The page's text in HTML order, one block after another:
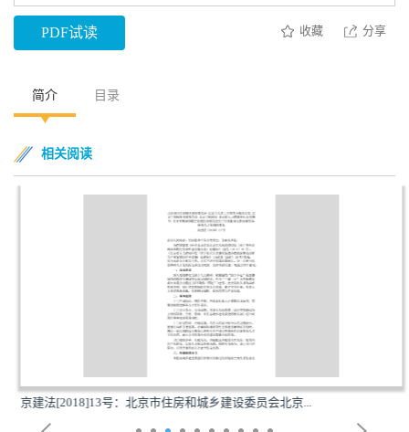
PDF试读 收藏 分享
简介 目录
相关阅读
京建法[2018]13号：北京市住房和城乡建设委员会北京...